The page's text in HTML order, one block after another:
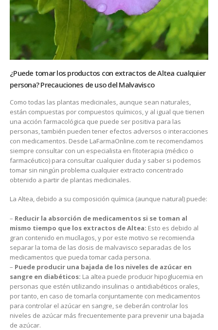
¿Puede tomar los productos con extractos de Altea cualquier
persona? Precauciones de uso del Malvavisco
Como todas las plantas medicinales, aunque sean naturales,
están compuestas por compuestos químicos, y al igual que tienen
una acción farmacológica que puede ser positiva para las
personas, también pueden tener efectos adversos o interacciones
con medicamentos. Desde LaFarmaOnline.com te recomendamos
siempre consultar con un especialista en fitoterapia (médico o
farmacéutico) para consultar cualquier duda y saber si podemos
tomar sin ningún problema cualquier extracto concentrado
obtenido a partir de plantas medicinales.
La Altea, debido a su composición química (aunque natural) puede:
– Reducir la absorción de medicamentos si se toman al
mismo tiempo que los extractos de Altea: Esto es debido al
gran contenido en mucílagos, y por este motivo se recomienda
separar la toma de las dosis de malvavisco separadas de los
medicamentos que pueda tomar cada persona.
– Puede producir una bajada de los niveles de azúcar en
sangre en diabéticos: La altea puede producir hipoglucemia en
personas que estén utilizando insulinas o antidiabéticos orales,
por tanto, en caso de tomarla conjuntamente con medicamentos
para controlar el azúcar en sangre, se deberán controlar los
niveles de azúcar más frecuentemente para prevenir una bajada
de azúcar.